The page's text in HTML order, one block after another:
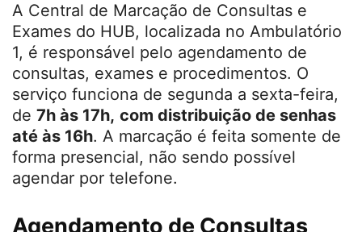
A Central de Marcação de Consultas e
Exames do HUB, localizada no Ambulatório
1, é responsável pelo agendamento de
consultas, exames e procedimentos. O
serviço funciona de segunda a sexta-feira,
de 7h às 17h, com distribuição de senhas
até às 16h. A marcação é feita somente de
forma presencial, não sendo possível
agendar por telefone.
Agendamento de Consultas